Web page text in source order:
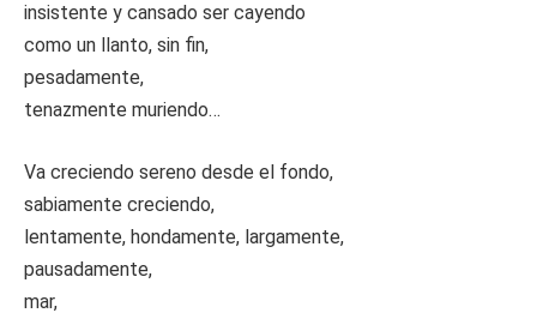
insistente y cansado ser cayendo
como un llanto, sin fin,
pesadamente,
tenazmente muriendo…
Va creciendo sereno desde el fondo,
sabiamente creciendo,
lentamente, hondamente, largamente,
pausadamente,
mar,